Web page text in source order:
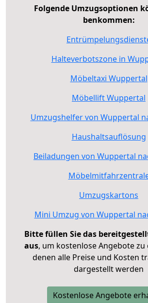
Folgende Umzugsoptionen
benkommen:
Halteverbotszone in
Möbeltaxi Wuppertal
Möbellift Wuppertal
Umzugshelfer von Wuppertal
Haushaltsauflösung
Beiladungen von Wuppertal
Umzugskartons
Mini Umzug von Wuppertal
Bitte füllen Sie das
aus, um kostenlose Angebote zu
denen alle Preise und Kosten
dargestellt werden
Kostenlose Angebote